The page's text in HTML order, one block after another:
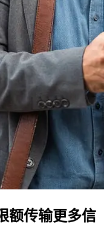
额传输更多信